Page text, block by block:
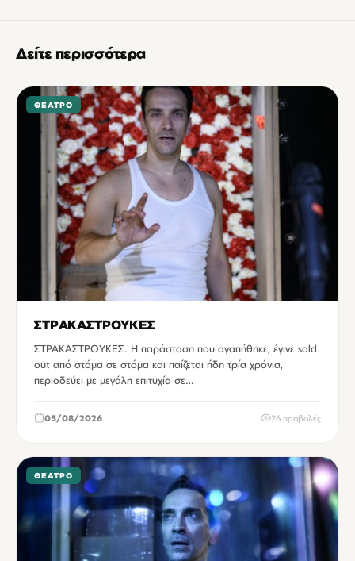
Δείτε περισσότερα
ΘΈΑΤΡΟ
ΣΤΡΑΚΑΣΤΡΟΥΚΕΣ
ΣΤΡΑΚΑΣΤΡΟΥΚΕΣ. Η παράσταση που αγαπήθηκε, έγινε sold
out από στόμα σε στόμα και παίζεται ήδη τρία χρόνια,
περιοδεύει με μεγάλη επιτυχία σε…
05/08/2026 26 προβολές
ΘΈΑΤΡΟ